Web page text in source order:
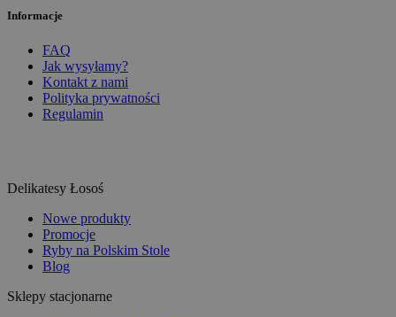
Informacje
FAQ
Jak wysyłamy?
Kontakt z nami
Polityka prywatności
Regulamin
Delikatesy Łosoś
Nowe produkty
Promocje
Ryby na Polskim Stole
Blog
Sklepy stacjonarne